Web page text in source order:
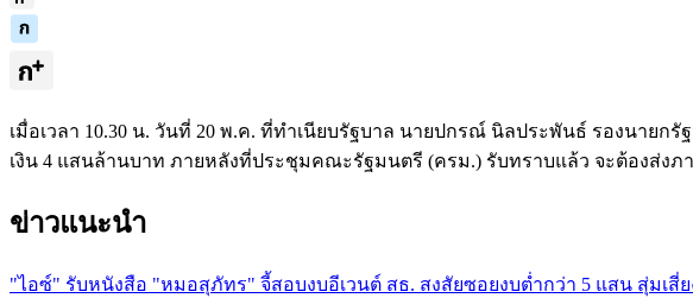
เมื่อเวลา 10.30 น. วันที่ 20 พ.ค. ที่ทำเนียบรัฐบาล นายปกรณ์ นิลประพันธ์ รองนา
เงิน 4 แสนล้านบาท ภายหลังที่ประชุมคณะรัฐมนตรี (ครม.) รับทราบแล้ว จะต้องส่งภ
ข่าวแนะนำ
"ไอซ์" รับหนังสือ "หมอสุภัทร" จี้สอบงบอีเวนต์ สธ. สงสัยซอยงบต่ำกว่า 5 แสน สุ่มเสี่